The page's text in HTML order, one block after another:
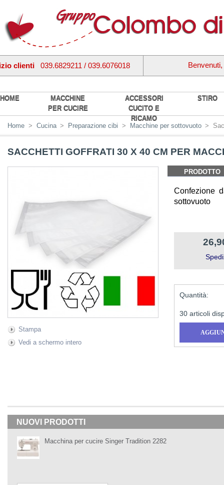
HOME
MACCHINE
PER CUCIRE
ACCESSORI
CUCITO E
RICAMO
STIRO
clienti 039.6829211 / 039.6076018 Benvenuti,
Home > Cucina > Preparazione cibi > Macchine per sottovuoto >
SACCHETTI GOFFRATI 30 X 40 CM PER
Stampa
Vedi a schermo intero
PRODOTTO
Confezione
sottovuoto
Quantità:
30 articoli
NUOVI PRODOTTI
Macchina per cucire Singer Tradition 2282